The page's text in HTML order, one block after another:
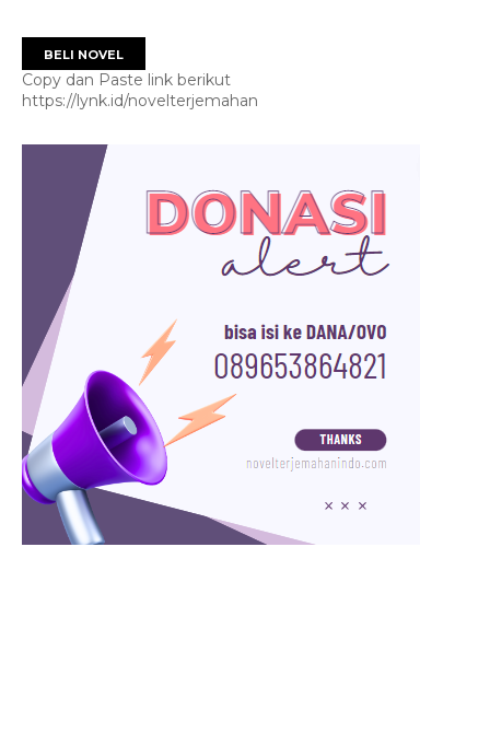
BELI NOVEL
Copy dan Paste link berikut
https://lynk.id/novelterjemahan